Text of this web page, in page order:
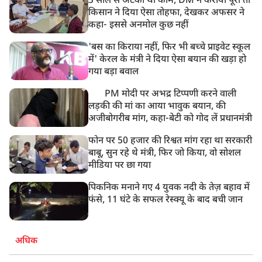
8:20 AM
भारत समेत 5 देशों पर 100% टैरिफ
किसान ने दिया ऐसा तोहफा, देखकर अफसर ने
कहा- इससे अनमोल कुछ नहीं
'बस का किराया नहीं, फिर भी बच्चे प्राइवेट स्कूल
में' केरल के मंत्री ने दिया ऐसा बयान की खड़ा हो
गया बड़ा बवाल
PM मोदी पर अभद्र टिप्पणी करने वाली
लड़की की मां का आया भावुक बयान, की
अजीबोगरीब मांग, कहा-बेटी को गोद लें प्रधानमंत्री
फोन पर 50 हजार की रिश्वत मांग रहा था सरकारी
बाबू, सुन रहे थे मंत्री, फिर जो किया, वो सोशल
मीडिया पर छा गया
पिकनिक मनाने गए 4 युवक नदी के तेज़ बहाव में
फंसे, 11 घंटे के सफल रेस्क्यू के बाद बची जान
अधिक